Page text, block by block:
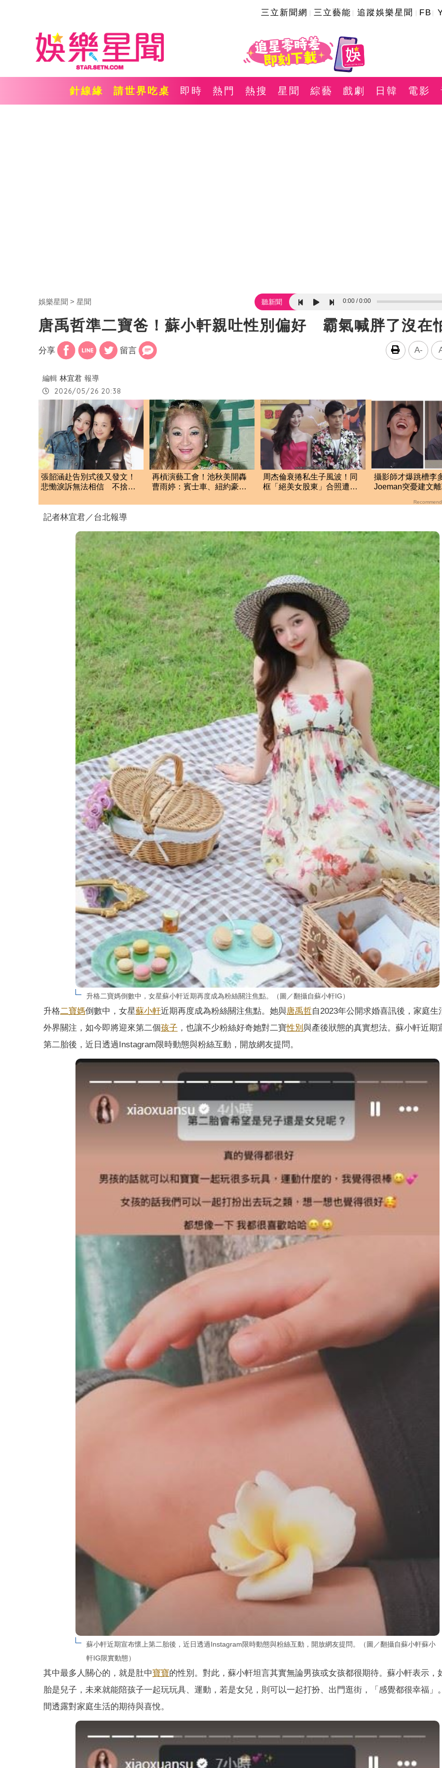
三立新聞網 三立藝能 追蹤娛樂星聞 FB
針線緣 請世界吃桌 即時 熱門 熱搜 星聞 綜藝 戲劇 日韓 電影
娛樂星聞 星聞 聽新聞 0:00 0:00
唐禹哲準二寶爸！蘇小軒親吐性別偏好 霸氣喊胖了沒在
分享 留言 A-
編輯 林宜君 報導
2026/05/26 20:38
張韶涵赴告別式後又發文！
悲慟淚訴無法相信 不捨摯
再槓演藝工會！池秋美開轟
曹雨婷：賓士車、紐約豪宅
周杰倫衰捲私生子風波！同
框「絕美女股東」合照遭瘋
攝影師才爆跳槽李
Joeman突憂建文
記者林宜君／台北報導
升格二寶媽倒數中，女星蘇小軒近期再度成為粉絲關注焦點。（圖／翻攝自蘇小軒IG）
升格二寶媽倒數中，女星蘇小軒近期再度成為粉絲關注焦點。她與唐禹哲自2023年公開求婚喜訊後，家庭生
外界關注，如今即將迎來第二個孩子 ，也讓不少粉絲好奇她對二寶性別 與產後狀態的真實想法。蘇小軒近期
第二胎後，近日透過Instagram限時動態與粉絲互動，開放網友提問。
蘇小軒近期宣布懷上第二胎後，近日透過Instagram限時動態與粉絲互動，開放網友提問。（圖／翻攝自蘇小軒蘇小
軒IG限實動態）
其中最多人關心的，就是肚中寶寶的性別。對此，蘇小軒坦言其實無論男孩或女孩都很期待。蘇小軒表示，
胎是兒子，未來就能陪孩子一起玩玩具、運動，若是女兒，則可以一起打扮、出門逛街，「感覺都很幸福」
間透露對家庭生活的期待與喜悅。